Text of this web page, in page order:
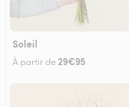
Soleil
À partir de29€95